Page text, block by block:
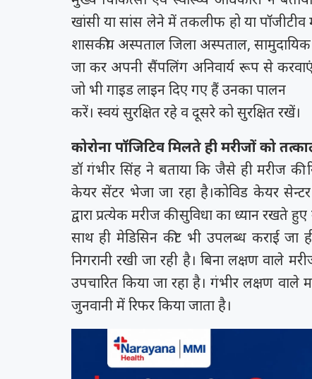
खांसी या सांस लेने में तकलीफ हो या
शासकीय अस्पताल जिला अस्पताल, सामुदायिक
जा कर अपनी सैंपलिंग अनिवार्य रूप से
जो भी गाइड लाइन दिए गए हैं उनका पालन
करें। स्वयं सुरक्षित रहे व दूसरे को सुरक्षित रखें।
कोरोना पॉजिटिव मिलते ही मरीजों को
डॉ गंभीर सिंह ने बताया कि जैसे ही मरीज की
केयर सेंटर भेजा जा रहा है।कोविड केयर
द्वारा प्रत्येक मरीज की सुविधा का ध्यान रखते
साथ ही मेडिसिन कीट भी उपलब्ध कराई जा
निगरानी रखी जा रही है। बिना लक्षण वाले
उपचारित किया जा रहा है। गंभीर लक्षण
जुनवानी में रिफर किया जाता है।